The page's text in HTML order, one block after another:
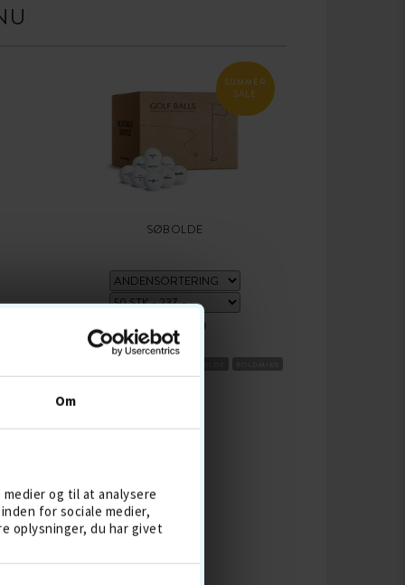
Om
og til at analysere
for sociale medier,
oplysninger, du har givet
SUMMER
SALE
SØBOLDE
237,- 279